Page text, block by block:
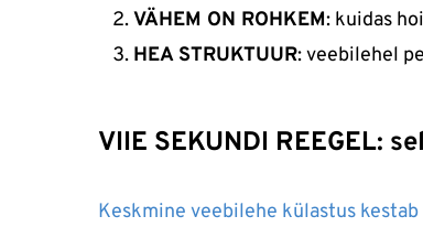
VÄHEM ON ROHKEM: kuidas
HEA STRUKTUUR: veebilehel
VIIE SEKUNDI REEGEL:
Keskmine veebilehe külastus